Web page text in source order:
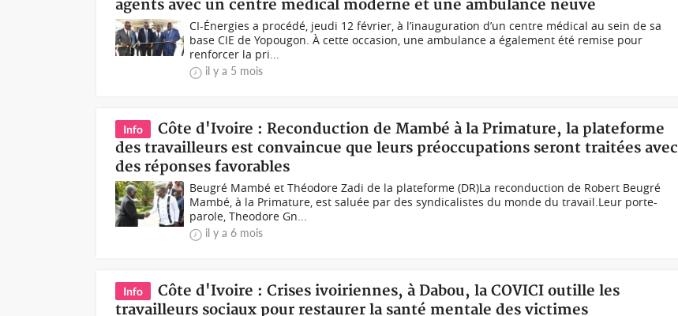
agents avec un centre médical moderne et une ambulance neuve
CI-Énergies a procédé, jeudi 12 février, à l’inauguration d’un centre médical au sein de sa
base CIE de Yopougon. À cette occasion, une ambulance a également été remise pour
renforcer la pri...
il y a 5 mois
Info
Côte d'Ivoire : Reconduction de Mambé à la Primature, la plateforme
des travailleurs est convaincue que leurs préoccupations seront traitées avec
des réponses favorables
Beugré Mambé et Théodore Zadi de la plateforme (DR)La reconduction de Robert Beugré
Mambé, à la Primature, est saluée par des syndicalistes du monde du travail.Leur porte-
parole, Theodore Gn...
il y a 6 mois
Info
Côte d'Ivoire : Crises ivoiriennes, à Dabou, la COVICI outille les
travailleurs sociaux pour restaurer la santé mentale des victimes